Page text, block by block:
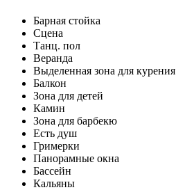
Барная стойка
Сцена
Танц. пол
Веранда
Выделенная зона для курения
Балкон
Зона для детей
Камин
Зона для барбекю
Есть душ
Гримерки
Панорамные окна
Бассейн
Кальяны